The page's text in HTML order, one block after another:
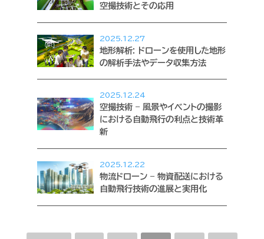
空撮技術とその応用
2025.12.27
地形解析: ドローンを使用した地形
の解析手法やデータ収集方法
2025.12.24
空撮技術 – 風景やイベントの撮影
における自動飛行の利点と技術革
新
2025.12.22
物流ドローン – 物資配送における
自動飛行技術の進展と実用化